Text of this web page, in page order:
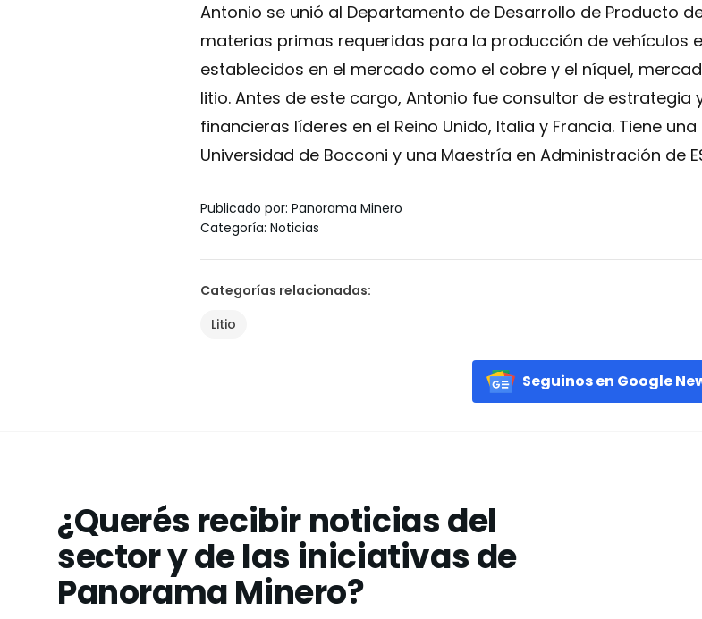
Antonio se unió al Departamento de Desarrollo de Producto
materias primas requeridas para la producción de vehículos
establecidos en el mercado como el cobre y el níquel,
litio. Antes de este cargo, Antonio fue consultor de estrategia
financieras líderes en el Reino Unido, Italia y Francia. Tiene
Universidad de Bocconi y una Maestría en Administración de
Publicado por: Panorama Minero
Categoría: Noticias
Categorías relacionadas:
Litio
Seguinos en Google
¿Querés recibir noticias del
sector y de las iniciativas de
Panorama Minero?